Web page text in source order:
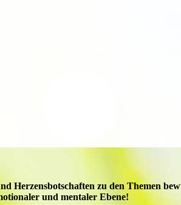
Herzensbotschaften zu den Themen
und mentaler Ebene!